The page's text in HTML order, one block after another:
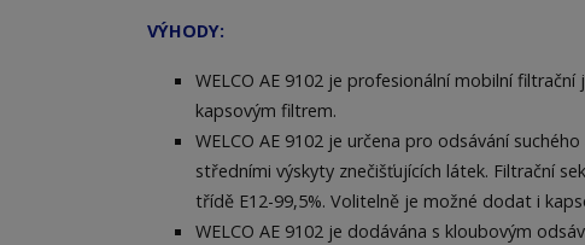
VÝHODY:
WELCO AE 9102 je profesionální mobilní
kapsovým filtrem.
WELCO AE 9102 je určena pro odsávání
středními výskyty znečišťujících látek. Filtrační
třídě E12-99,5%. Volitelně je možné dodat i
WELCO AE 9102 je dodávána s kloubovým